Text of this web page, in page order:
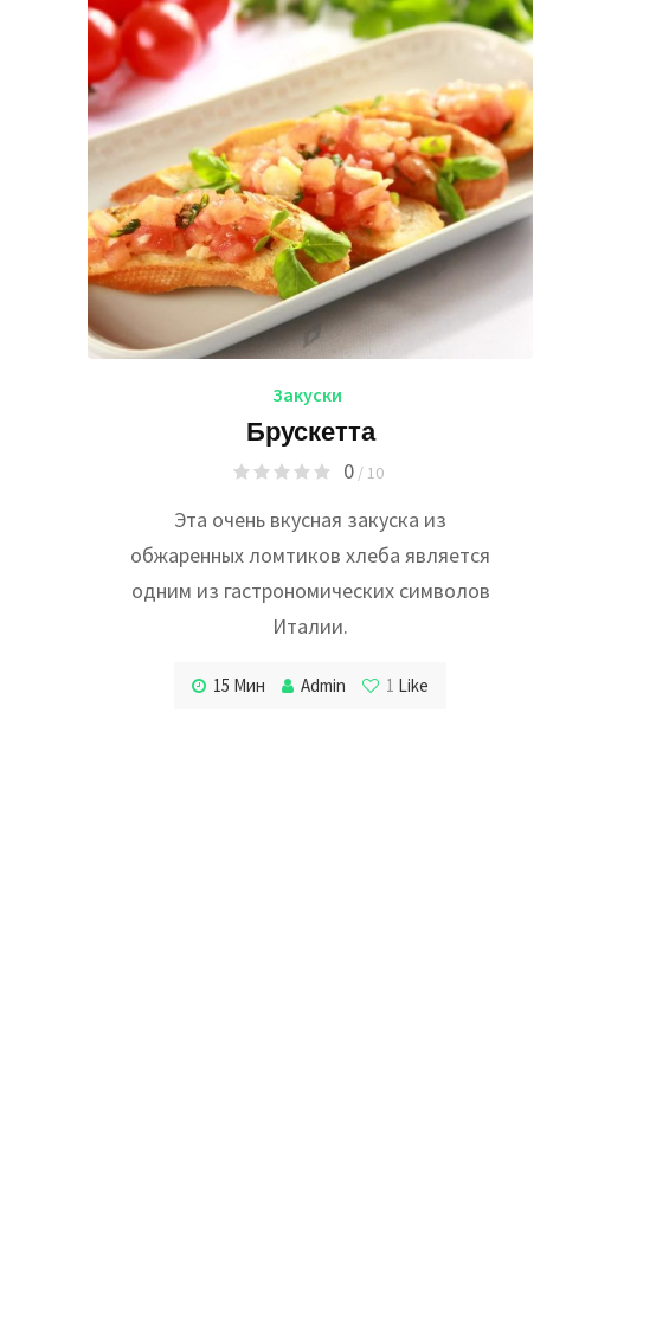
Закуски
Брускетта
0 / 10
Эта очень вкусная закуска из
обжаренных ломтиков хлеба является
одним из гастрономических символов
Италии.
15 Мин Admin 1 Like